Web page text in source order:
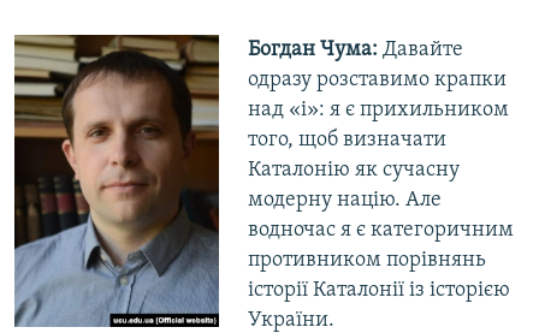
Богдан Чума: Давайте
одразу розставимо крапки
над «і»: я є прихильником
того, щоб визначати
Каталонію як сучасну
модерну націю. Але
водночас я є категоричним
противником порівнянь
історії Каталонії із історією
України.